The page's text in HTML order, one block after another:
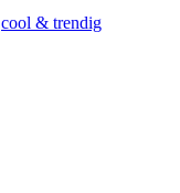
cool & trendig